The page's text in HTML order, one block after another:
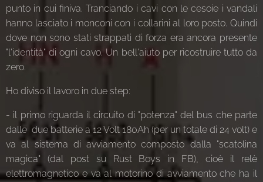
punto in cui finiva. Tranciando i cavi con le cesoie i vandali
hanno lasciato i monconi con i collarini al loro posto. Quindi
dove non sono stati strappati di forza era ancora presente
"l'identità" di ogni cavo. Un bell'aiuto per ricostruire tutto da
zero.
Ho diviso il lavoro in due step:
- il primo riguarda il circuito di "potenza" del bus che parte
dalle due batterie a 12 Volt 180Ah (per un totale di 24 volt) e
va al sistema di avviamento composto dalla "scatolina
magica" (dal post su Rust Boys in FB), cioè il relè
elettromagnetico e va al motorino di avviamento che ha il